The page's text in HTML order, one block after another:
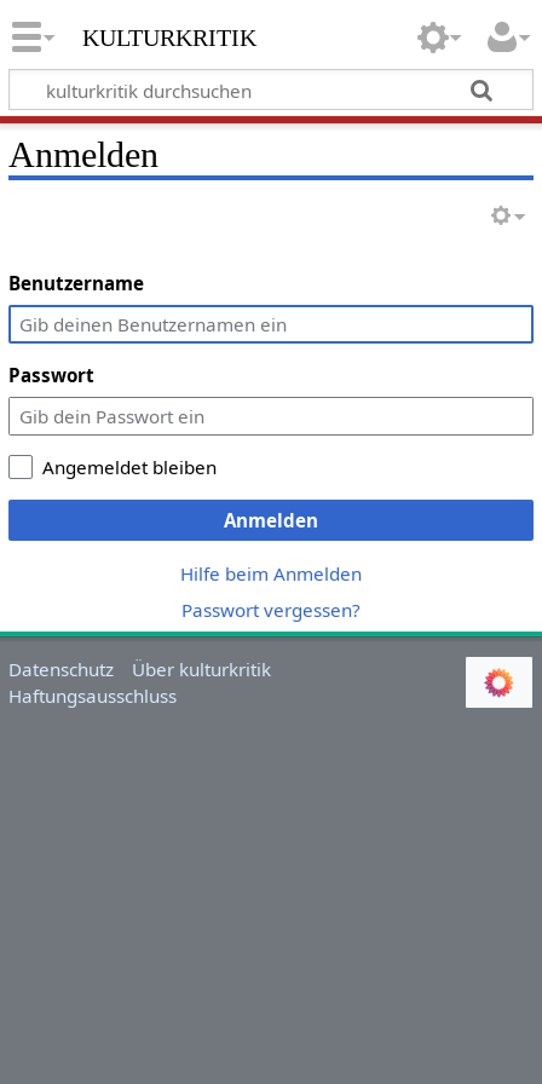
kulturkritik
Anmelden
Benutzername
Passwort
Angemeldet bleiben
Anmelden
Hilfe beim Anmelden
Passwort vergessen?
Datenschutz
Über kulturkritik
Haftungsausschluss